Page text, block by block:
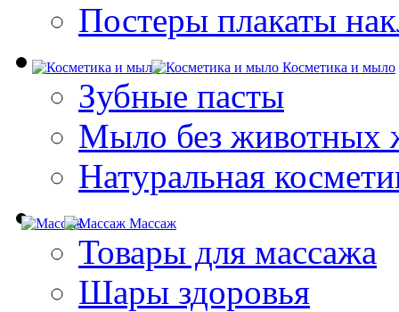
Постеры плакаты
Косметика и мыло
Зубные пасты
Мыло без животных
Натуральная
Массаж
Товары для массажа
Шары здоровья